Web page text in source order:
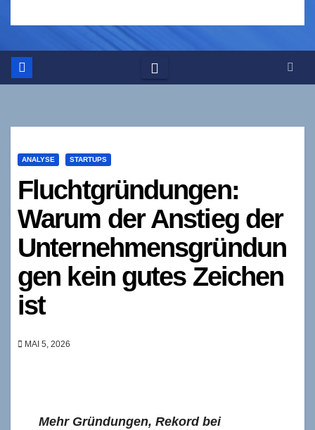
ANALYSE STARTUPS
Fluchtgründungen:
Warum der Anstieg der
Unternehmensgründun
gen kein gutes Zeichen
ist
MAI 5, 2026
Mehr Gründungen, Rekord bei